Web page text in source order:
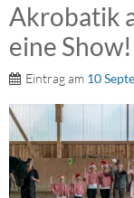
Akrobatik
eine Show!
Eintrag am 10